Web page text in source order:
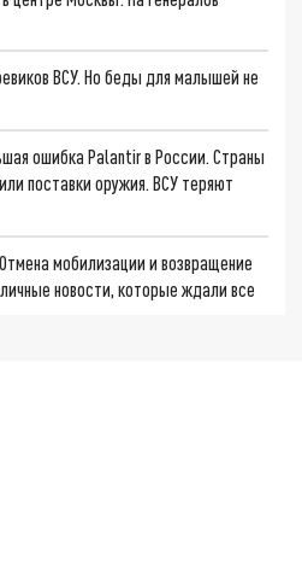
ВСУ. Но беды для малышей не
ошибка Palantir в России. Страны
поставки оружия. ВСУ теряют
мобилизации и возвращение
новости, которые ждали все